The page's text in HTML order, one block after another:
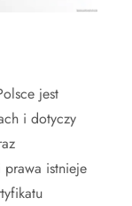
jest
i dotyczy
istnieje